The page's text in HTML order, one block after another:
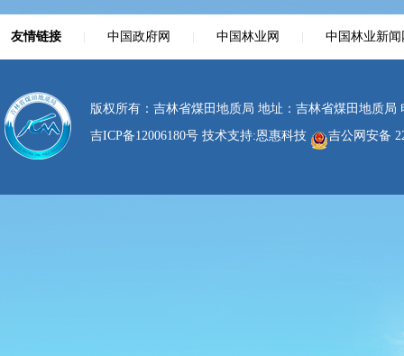
友情链接 中国政府网 中国林业网 中国林业新闻
版权所有：吉林省煤田地质局 地址：吉林省煤田地质局
吉ICP备12006180号 技术支持:恩惠科技 吉公网安备